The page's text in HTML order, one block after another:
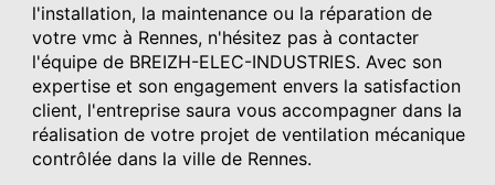
l'installation, la maintenance ou la réparation de
votre vmc à Rennes, n'hésitez pas à contacter
l'équipe de BREIZH-ELEC-INDUSTRIES. Avec son
expertise et son engagement envers la satisfaction
client, l'entreprise saura vous accompagner dans la
réalisation de votre projet de ventilation mécanique
contrôlée dans la ville de Rennes.